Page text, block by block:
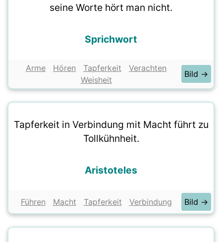
seine Worte hört man nicht.
Sprichwort
Arme Hören Tapferkeit
Verachten
Weisheit
Bild →
Tapferkeit in Verbindung mit Macht führt zu
Tollkühnheit.
Aristoteles
Führen Macht Tapferkeit Verbindung Bild →